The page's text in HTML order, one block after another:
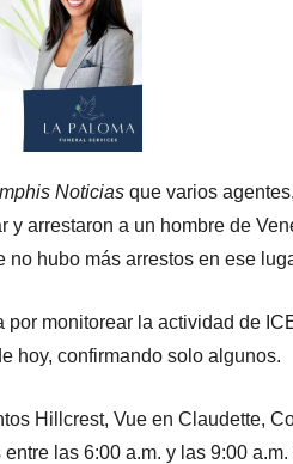
Noticias que varios
y arrestaron a un hombre de
hubo más arrestos en ese
monitorear la actividad de
hoy, confirmando solo algunos.
Hillcrest, Vue en Claudette,
las 6:00 a.m. y las 9:00